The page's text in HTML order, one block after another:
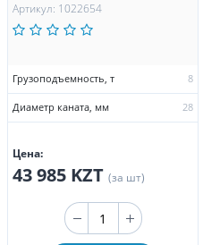
Артикул: 1022654
Грузоподъемность, т 8
Диаметр каната, мм 28
Цена:
43 985 KZT (за шт)